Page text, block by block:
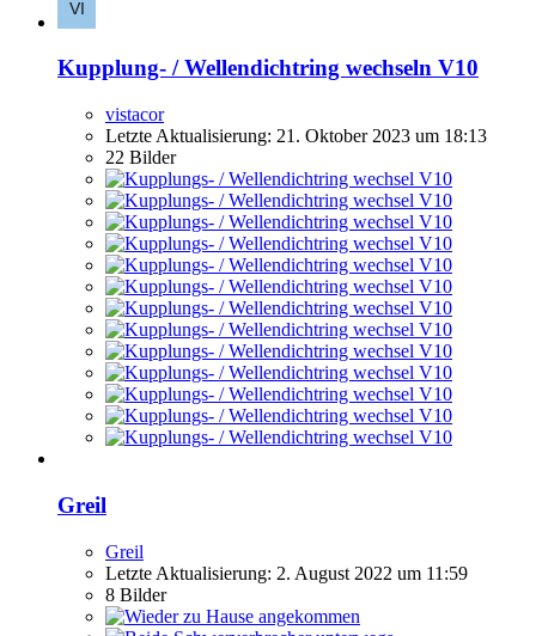
Kupplung- / Wellendichtring wechseln V10
vistacor
Letzte Aktualisierung: 21. Oktober 2023 um 18:13
22 Bilder
Greil
Greil
Letzte Aktualisierung: 2. August 2022 um 11:59
8 Bilder